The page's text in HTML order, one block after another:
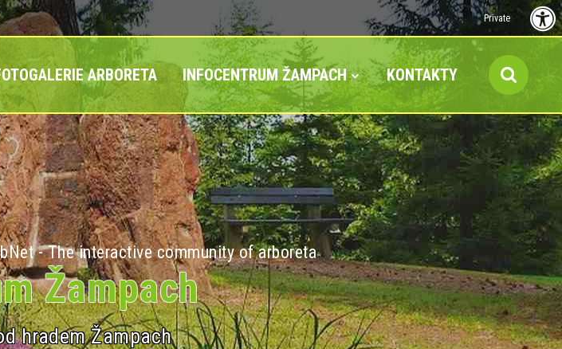
Private
ARBORETA INFOCENTRUM ŽAMPACH KONTAKTY
- The interactive community of arboreta
Žampach
hradem Žampach